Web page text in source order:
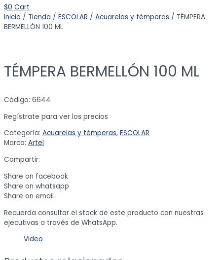
$0 Cart
Inicio / Tienda / ESCOLAR / Acuarelas y témperas / TÉMPERA
BERMELLÓN 100 ML
TÉMPERA BERMELLÓN 100 ML
Código: 6644
Regístrate para ver los precios
Categoría: Acuarelas y témperas, ESCOLAR
Marca: Artel
Compartir:
Share on facebook
Share on whatsapp
Share on email
Recuerda consultar el stock de este producto con nuestras
ejecutivas a través de WhatsApp.
Video